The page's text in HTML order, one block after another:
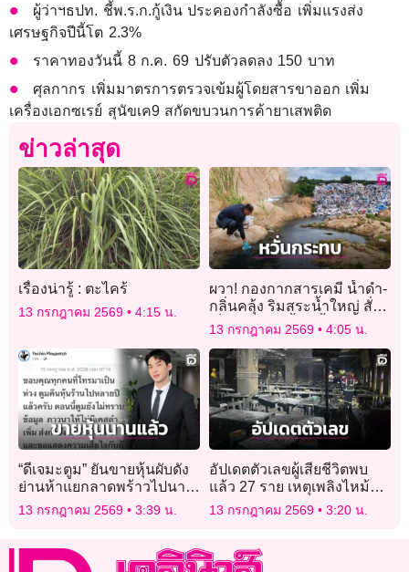
ผู้ว่าฯธปท. ชี้พ.ร.ก.กู้เงิน ประคองกำลังซื้อ เพิ่มแรงส่ง
เศรษฐกิจปีนี้โต 2.3%
ราคาทองวันนี้ 8 ก.ค. 69 ปรับตัวลดลง 150 บาท
ศุลกากร เพิ่มมาตรการตรวจเข้มผู้โดยสารขาออก เพิ่ม
เครื่องเอกซเรย์ สุนัขเค9 สกัดขบวนการค้ายาเสพติด
ข่าวล่าสุด
เรื่องน่ารู้ : ตะไคร้
13 กรกฎาคม 2569 4:15 น.
ผวา! กองกากสารเคมี น้ำดำ-
กลิ่นคลุ้ง ริมสระน้ำใหญ่ สั่ง
เก็บตัวอย่าง-จี้ขนทิ้ง
13 กรกฎาคม 2569 4:05 น.
“ดีเจมะตูม” ยันขายหุ้นผับดัง
ย่านห้าแยกลาดพร้าวไปนาน
แล้ว หลังล่าสุดไฟเผาวอด!
13 กรกฎาคม 2569 3:39 น.
อัปเดตตัวเลขผู้เสียชีวิตพบ
แล้ว 27 ราย เหตุเพลิงไหม้
‘โรงเบียร์ ณ ลาดพร้าว’
13 กรกฎาคม 2569 3:20 น.